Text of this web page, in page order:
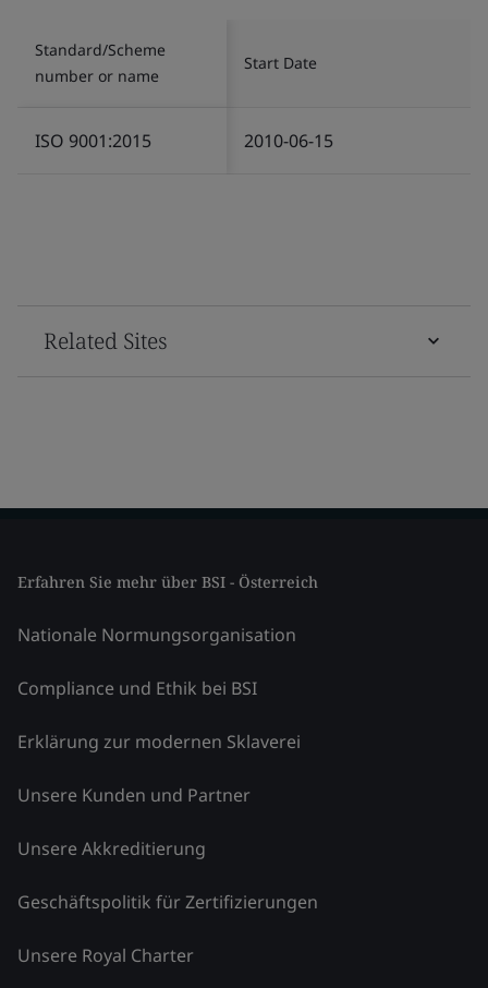
Standard/Scheme
number or name
Start Date
ISO 9001:2015 2010-06-15
Related Sites
Erfahren Sie mehr über BSI - Österreich
Nationale Normungsorganisation
Compliance und Ethik bei BSI
Erklärung zur modernen Sklaverei
Unsere Kunden und Partner
Unsere Akkreditierung
Geschäftspolitik für Zertifizierungen
Unsere Royal Charter